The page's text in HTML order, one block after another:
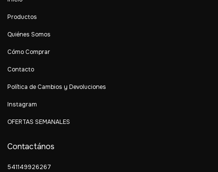
Productos
Quiénes Somos
Cómo Comprar
Contacto
Política de Cambios y Devoluciones
Instagram
OFERTAS SEMANALES
Contactános
541149926267